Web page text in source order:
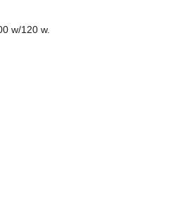
w/120 w.